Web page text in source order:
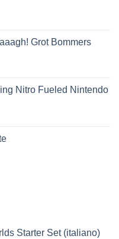
Grot Bommers
Nitro Fueled Nintendo
Starter Set (italiano)